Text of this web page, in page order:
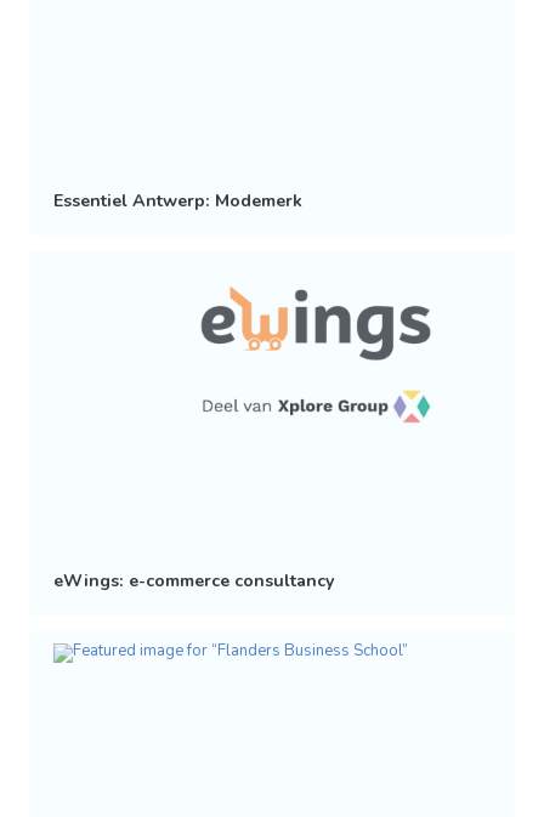
Essentiel Antwerp: Modemerk
eWings: e-commerce consultancy